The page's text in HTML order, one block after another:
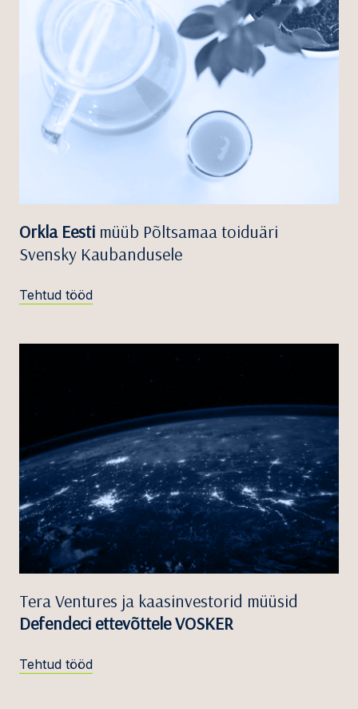
Orkla Eesti müüb Põltsamaa toiduäri
Svensky Kaubandusele
Tehtud tööd
Tera Ventures ja kaasinvestorid müüsid
Defendeci ettevõttele VOSKER
Tehtud tööd